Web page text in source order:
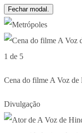
Fechar modal.
1 de 5
Cena do filme A Voz de
Divulgação